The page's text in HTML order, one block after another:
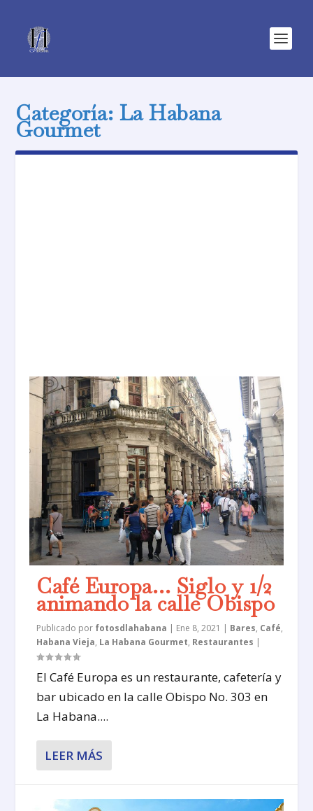
Categoría: La Habana
Gourmet
Café Europa… Siglo y 1/2
animando la calle Obispo
Publicado por fotosdlahabana | Ene 8, 2021 | Bares, Café,
Habana Vieja, La Habana Gourmet, Restaurantes |
El Café Europa es un restaurante, cafetería y
bar ubicado en la calle Obispo No. 303 en
La Habana....
LEER MÁS